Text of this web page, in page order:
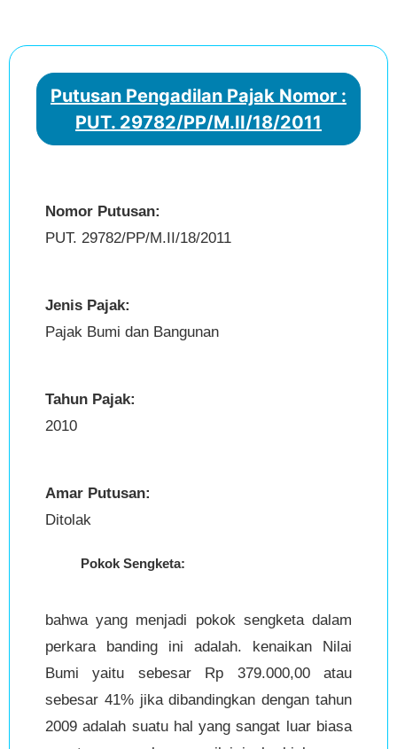
Putusan Pengadilan Pajak Nomor :
PUT. 29782/PP/M.II/18/2011
Nomor Putusan:
PUT. 29782/PP/M.II/18/2011
Jenis Pajak:
Pajak Bumi dan Bangunan
Tahun Pajak:
2010
Amar Putusan:
Ditolak
Pokok Sengketa:
bahwa yang menjadi pokok sengketa dalam
perkara banding ini adalah. kenaikan Nilai
Bumi yaitu sebesar Rp 379.000,00 atau
sebesar 41% jika dibandingkan dengan tahun
2009 adalah suatu hal yang sangat luar biasa